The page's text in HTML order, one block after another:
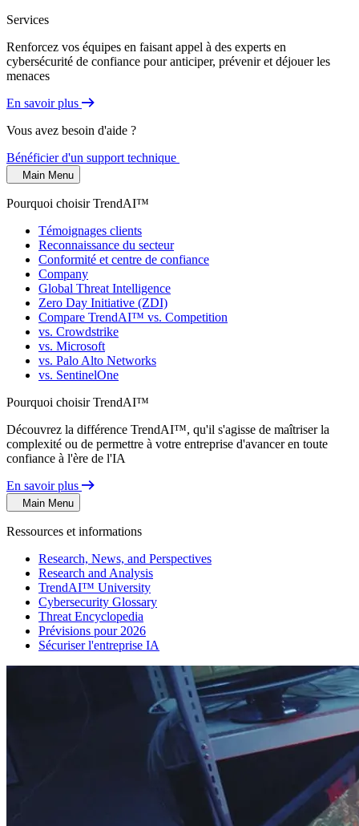
Services
Renforcez vos équipes en faisant appel à des experts en
cybersécurité de confiance pour anticiper, prévenir et déjouer les
menaces
En savoir plus
Vous avez besoin d'aide ?
Bénéficier d'un support technique
Main Menu
Pourquoi choisir TrendAI™
Témoignages clients
Reconnaissance du secteur
Conformité et centre de confiance
Company
Global Threat Intelligence
Zero Day Initiative (ZDI)
Compare TrendAI™ vs. Competition
vs. Crowdstrike
vs. Microsoft
vs. Palo Alto Networks
vs. SentinelOne
Pourquoi choisir TrendAI™
Découvrez la différence TrendAI™, qu'il s'agisse de maîtriser la
complexité ou de permettre à votre entreprise d'avancer en toute
confiance à l'ère de l'IA
En savoir plus
Main Menu
Ressources et informations
Research, News, and Perspectives
Research and Analysis
TrendAI™ University
Cybersecurity Glossary
Threat Encyclopedia
Prévisions pour 2026
Sécuriser l'entreprise IA